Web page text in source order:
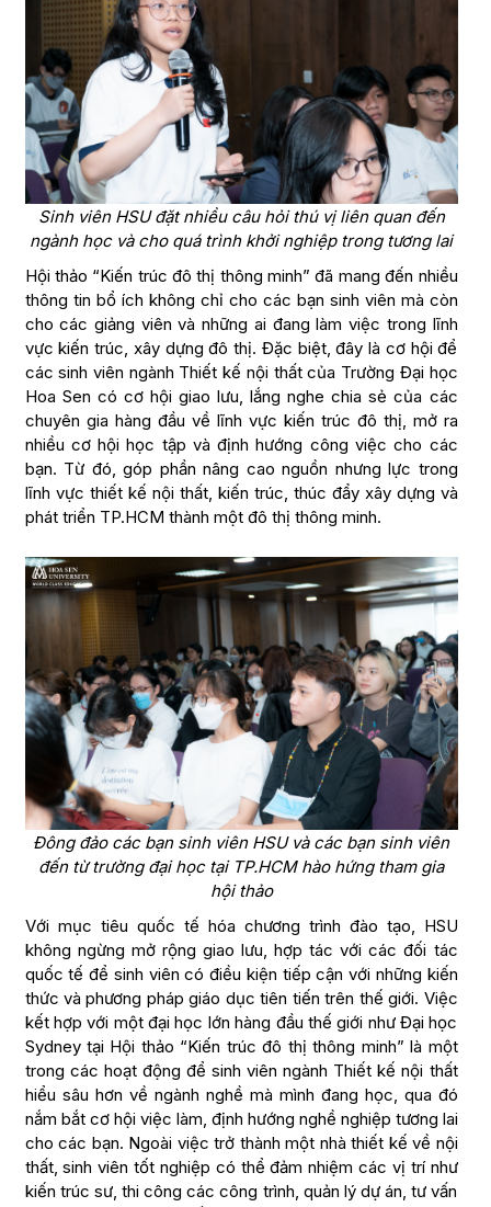
Sinh viên HSU đặt nhiều câu hỏi thú vị liên quan đến
ngành học và cho quá trình khởi nghiệp trong tương lai
Hội thảo “Kiến trúc đô thị thông minh” đã mang đến nhiều
thông tin bổ ích không chỉ cho các bạn sinh viên mà còn
cho các giảng viên và những ai đang làm việc trong lĩnh
vực kiến trúc, xây dựng đô thị. Đặc biệt, đây là cơ hội để
các sinh viên ngành Thiết kế nội thất của Trường Đại học
Hoa Sen có cơ hội giao lưu, lắng nghe chia sẻ của các
chuyên gia hàng đầu về lĩnh vực kiến trúc đô thị, mở ra
nhiều cơ hội học tập và định hướng công việc cho các
bạn. Từ đó, góp phần nâng cao nguồn nhưng lực trong
lĩnh vực thiết kế nội thất, kiến trúc, thúc đẩy xây dựng và
phát triển TP.HCM thành một đô thị thông minh.
Đông đảo các bạn sinh viên HSU và các bạn sinh viên
đến từ trường đại học tại TP.HCM hào hứng tham gia
hội thảo
Với mục tiêu quốc tế hóa chương trình đào tạo, HSU
không ngừng mở rộng giao lưu, hợp tác với các đối tác
quốc tế để sinh viên có điều kiện tiếp cận với những kiến
thức và phương pháp giáo dục tiên tiến trên thế giới. Việc
kết hợp với một đại học lớn hàng đầu thế giới như Đại học
Sydney tại Hội thảo “Kiến trúc đô thị thông minh” là một
trong các hoạt động để sinh viên ngành Thiết kế nội thất
hiểu sâu hơn về ngành nghề mà mình đang học, qua đó
nắm bắt cơ hội việc làm, định hướng nghề nghiệp tương lai
cho các bạn. Ngoài việc trở thành một nhà thiết kế về nội
thất, sinh viên tốt nghiệp có thể đảm nhiệm các vị trí như
kiến trúc sư, thi công các công trình, quản lý dự án, tư vấn